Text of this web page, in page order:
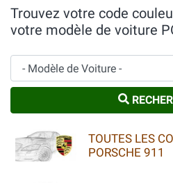
Trouvez votre code
votre modèle de voiture
Modèle de Voiture
TOUTES LES
PORSCHE 911